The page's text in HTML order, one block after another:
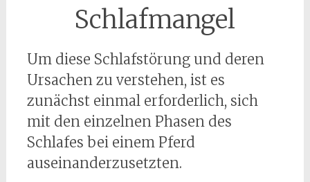
Schlafmangel
Um diese Schlafstörung und deren
Ursachen zu verstehen, ist es
zunächst einmal erforderlich, sich
mit den einzelnen Phasen des
Schlafes bei einem Pferd
auseinanderzusetzten.